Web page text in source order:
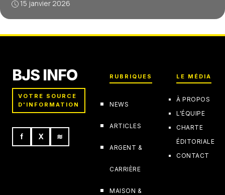
15 janvier 2026
BJS INFO
VOTRE SOURCE
D'INFORMATION
f X ≋
RUBRIQUES
NEWS
ARTICLES
ARGENT &
CARRIÈRE
MAISON &
LE MÉDIA
À PROPOS
L'ÉQUIPE
CHARTE
ÉDITORIALE
CONTACT